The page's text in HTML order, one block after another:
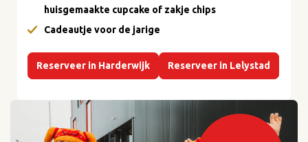
huisgemaakte cupcake of zakje chips
Cadeautje voor de jarige
Reserveer in Harderwijk Reserveer in Lelystad